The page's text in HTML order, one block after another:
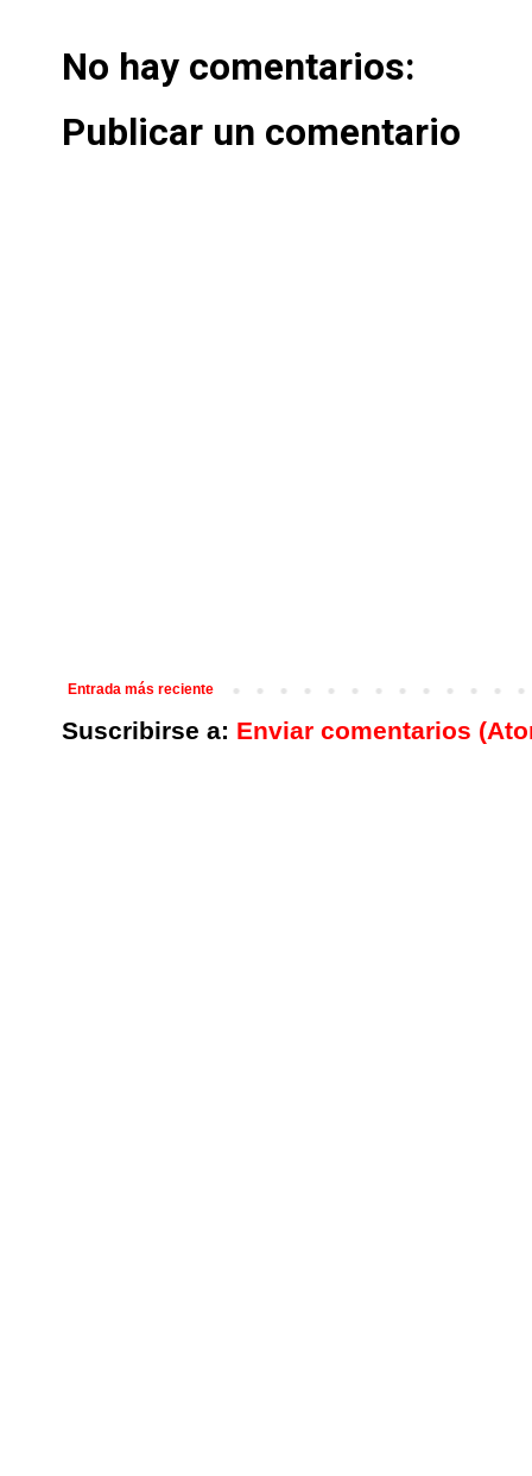
No hay comentarios:
Publicar un comentario
Entrada más reciente
Suscribirse a: Enviar comentarios